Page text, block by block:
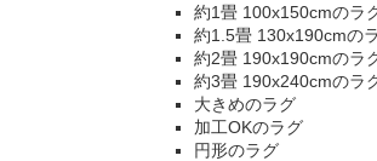
約1畳 100x150cmのラ
約1.5畳 130x190cmの
約2畳 190x190cmのラ
約3畳 190x240cmのラ
大きめのラグ
加工OKのラグ
円形のラグ